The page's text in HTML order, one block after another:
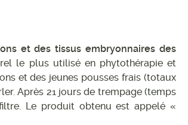
et des tissus embryonnaires des
le plus utilisé en phytothérapie et
et des jeunes pousses frais (totaux
Après 21 jours de trempage (temps
Le produit obtenu est appelé «